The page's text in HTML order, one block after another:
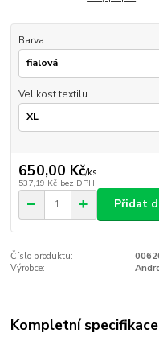
Barva
Velikost textilu
650,00 Kč/ks
537,19 Kč bez DPH
Přidat
Číslo produktu:
Výrobce:
Kompletní specifikace